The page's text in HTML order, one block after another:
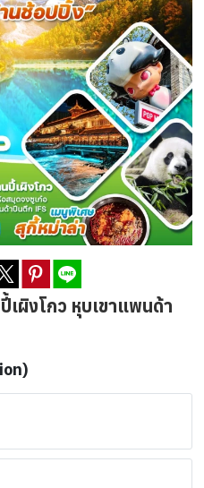
เผิงโกว หุบเขาแพนด้า